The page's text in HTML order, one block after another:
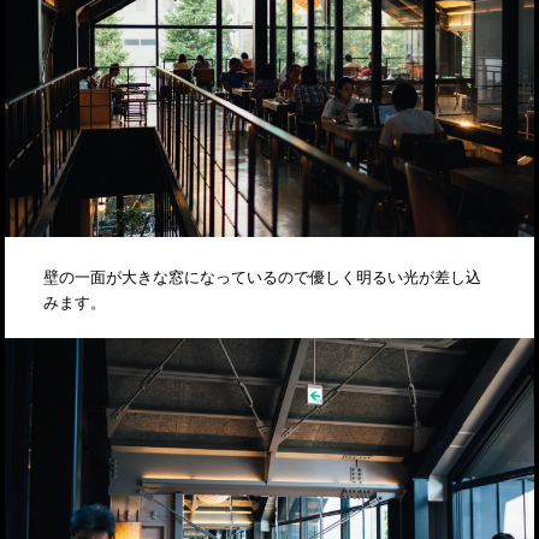
壁の一面が大きな窓になっているので優しく明るい光が差し込
みます。